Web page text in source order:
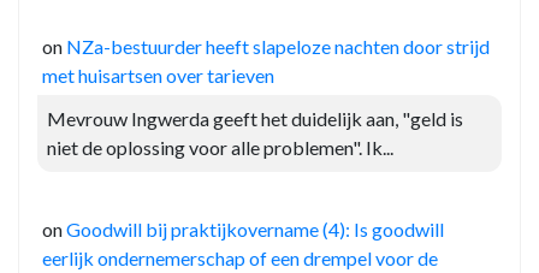
on NZa-bestuurder heeft slapeloze nachten door strijd
met huisartsen over tarieven
Mevrouw Ingwerda geeft het duidelijk aan, "geld is
niet de oplossing voor alle problemen". Ik...
onGoodwill bij praktijkovername (4): Is goodwill
eerlijk ondernemerschap of een drempel voor de